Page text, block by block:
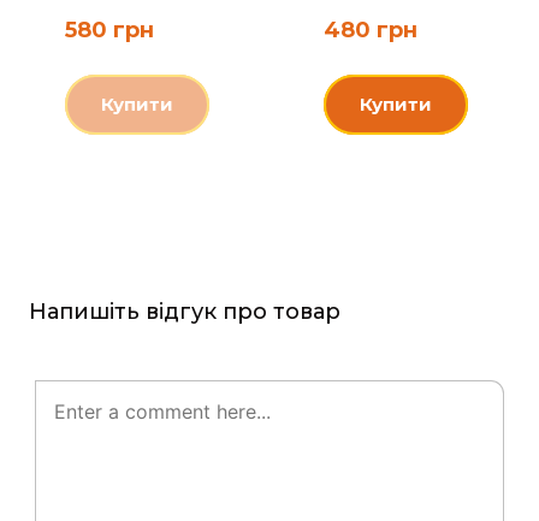
580 грн
Купити
480 грн
Купити
Напишіть відгук про товар